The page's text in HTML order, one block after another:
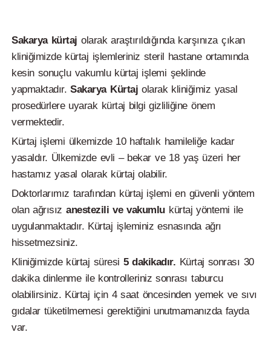
Sakarya kürtaj olarak araştırıldığında karşınıza çıkan
kliniğimizde kürtaj işlemleriniz steril hastane ortamında
kesin sonuçlu vakumlu kürtaj işlemi şeklinde
yapmaktadır.SakaryaKürtajolarak kliniğimiz yasal
prosedürlere uyarak kürtaj bilgi gizliliğine önem
vermektedir.
Kürtaj işlemi ülkemizde 10 haftalık hamileliğe kadar
yasaldır. Ülkemizde evli – bekar ve 18 yaş üzeri her
hastamız yasal olarak kürtaj olabilir.
Doktorlarımız tarafından kürtaj işlemi en güvenli yöntem
olan ağrısızanestezili ve vakumlukürtaj yöntemi ile
uygulanmaktadır. Kürtaj işleminiz esnasında ağrı
hissetmezsiniz.
Kliniğimizde kürtaj süresi 5 dakikadır. Kürtaj sonrası 30
dakika dinlenme ile kontrolleriniz sonrası taburcu
olabilirsiniz. Kürtaj için 4 saat öncesinden yemek ve sıvı
gıdalar tüketilmemesi gerektiğini unutmamanızda fayda
var.